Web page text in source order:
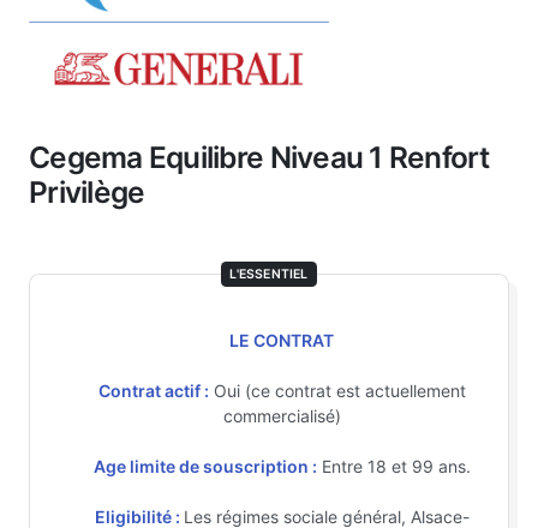
Cegema Equilibre Niveau 1 Renfort
Privilège
L'ESSENTIEL
LE CONTRAT
Contrat actif : Oui (ce contrat est actuellement
commercialisé)
Age limite de souscription : Entre 18 et 99 ans.
Eligibilité : Les régimes sociale général, Alsace-